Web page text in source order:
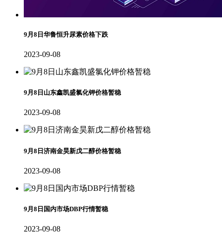
9月8日华鲁恒升尿素价格下跌
2023-09-08
9月8日山东鑫凯盛氯化钾价格暂稳
2023-09-08
9月8日济南金昊新戊二醇价格暂稳
2023-09-08
9月8日国内市场DBP行情暂稳
2023-09-08